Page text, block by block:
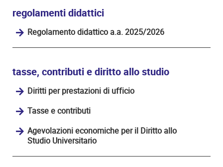
regolamenti didattici
Regolamento didattico a.a. 2025/2026
tasse, contributi e diritto allo studio
Diritti per prestazioni di ufficio
Tasse e contributi
Agevolazioni economiche per il Diritto allo
Studio Universitario